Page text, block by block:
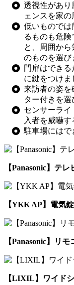
透視性があり
ェンスを家の
低いものでは
るものも危
と、周囲か
のものを選び
門扉はでき
に鍵をつけま
来訪者の姿を
ター付きを選
センサーラ
入者を威嚇す
駐車場にはで
【Panasonic】テ
【YKK AP】電気
【Panasonic】リ
【LIXIL】ワイド